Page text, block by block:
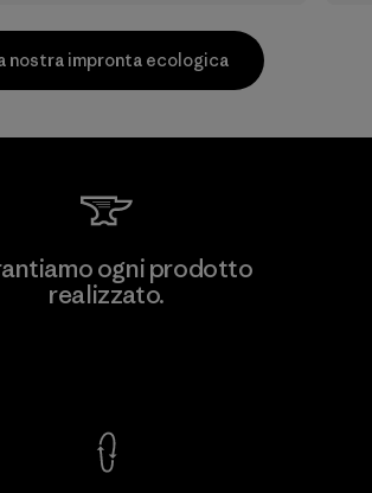
Taffeta Co., Ltd.
nostra impronta ecologica
ogni prodotto
realizzato.